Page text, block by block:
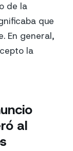
de la
que
En general,
la
al